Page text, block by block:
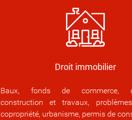
Droit immobilier
Baux, fonds de commerce,
construction et travaux,
copropriété, urbanisme, permis de